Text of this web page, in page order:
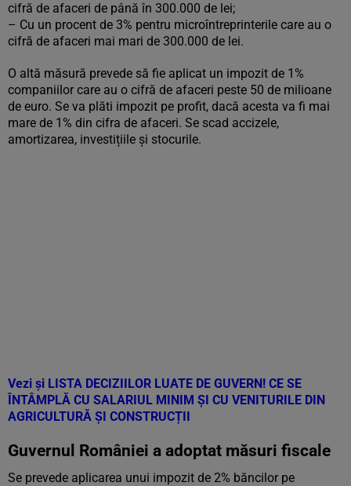
cifră de afaceri de până în 300.000 de lei;
– Cu un procent de 3% pentru microîntreprinterile care au o
cifră de afaceri mai mari de 300.000 de lei.
O altă măsură prevede să fie aplicat un impozit de 1%
companiilor care au o cifră de afaceri peste 50 de milioane
de euro. Se va plăti impozit pe profit, dacă acesta va fi mai
mare de 1% din cifra de afaceri. Se scad accizele,
amortizarea, investițiile și stocurile.
Vezi și LISTA DECIZIILOR LUATE DE GUVERN! CE SE
ÎNTÂMPLĂ CU SALARIUL MINIM ȘI CU VENITURILE DIN
AGRICULTURĂ ȘI CONSTRUCȚII
Guvernul României a adoptat măsuri fiscale
Se prevede aplicarea unui impozit de 2% băncilor pe